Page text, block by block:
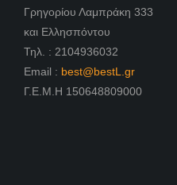
Γρηγορίου Λαμπράκη 333
και Ελλησπόντου
Τηλ. : 2104936032
Email : best@bestL.gr
Γ.Ε.Μ.Η 150648809000